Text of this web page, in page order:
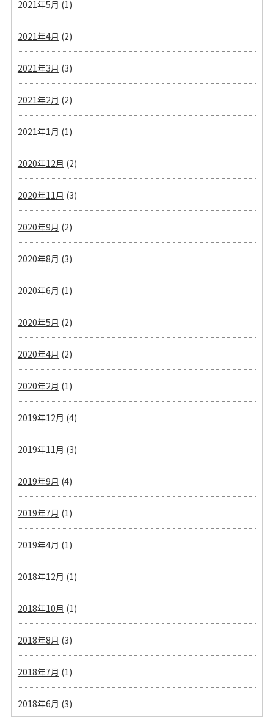
2021年5月 (1)
2021年4月 (2)
2021年3月 (3)
2021年2月 (2)
2021年1月 (1)
2020年12月 (2)
2020年11月 (3)
2020年9月 (2)
2020年8月 (3)
2020年6月 (1)
2020年5月 (2)
2020年4月 (2)
2020年2月 (1)
2019年12月 (4)
2019年11月 (3)
2019年9月 (4)
2019年7月 (1)
2019年4月 (1)
2018年12月 (1)
2018年10月 (1)
2018年8月 (3)
2018年7月 (1)
2018年6月 (3)